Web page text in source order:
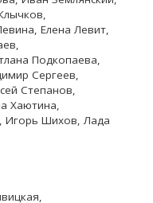
Елена Левит,
Подкопаева,
Сергеев,
Степанов,
Хаютина,
Игорь Шихов, Лада